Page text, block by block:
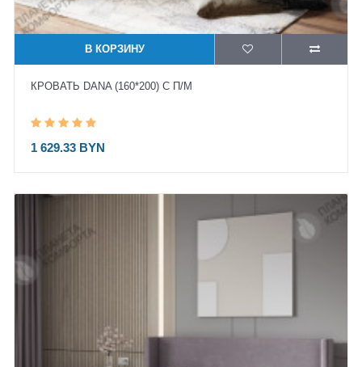
В КОРЗИНУ
КРОВАТЬ DANA (160*200) С П/М
1 629.33 BYN